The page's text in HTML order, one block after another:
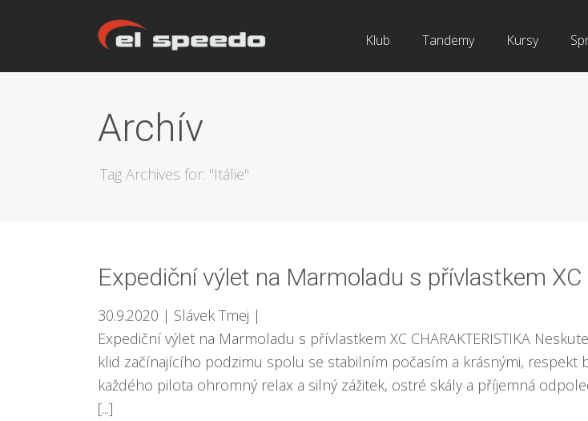
Klub Tandemy Kursy
Archív
Tag Archives for: "Itálie"
Expediční výlet na Marmoladu s přívlastkem XC
30.9.2020 | Slávek Tmej |
Expediční výlet na Marmoladu s přívlastkem XC CHARAKTERISTIKA
klid začínajícího podzimu spolu se stabilním počasím a krásnými,
každého pilota ohromný relax a silný zážitek, ostré skály a příjemná
[...]